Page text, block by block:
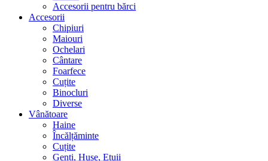
Accesorii pentru bărci
Accesorii
Chipiuri
Maiouri
Ochelari
Cântare
Foarfece
Cuțite
Binocluri
Diverse
Vânătoare
Haine
Încălțăminte
Cuțite
Genți, Huse, Etuii